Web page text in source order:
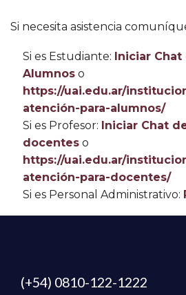
Si necesita asistencia
Si es Estudiante: Iniciar
Alumnoso
https://uai.edu.ar/
atención-para-alumnos/
Si es Profesor: Iniciar Chat
docenteso
https://uai.edu.ar/
atención-para-docentes/
Si es Personal Administrativo:
(+54) 0810-122-1222